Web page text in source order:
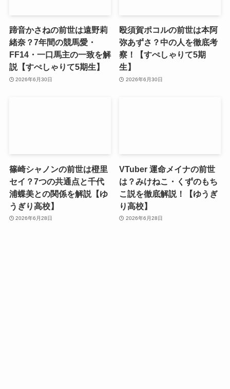
蹄音かさねの前世は遠野莉
緒奈？7年間の競馬愛・
FF14・一口馬主の一致を解
説【すぺしゃりて5期生】
2026年6月30日
殴須賀ポコルの前世は本阿
弥あずさ？中の人を徹底考
察！【すぺしゃりて5期
生】
2026年6月30日
篠崎シャノンの前世は橙里
セイ？7つの共通点と千代
浦蝶美との関係を解説【ゆ
うぎり高校】
2026年6月28日
VTuber 運命メイナの前世
は？みけねこ・くずのもち
こ説を徹底解説！【ゆうぎ
り高校】
2026年6月28日